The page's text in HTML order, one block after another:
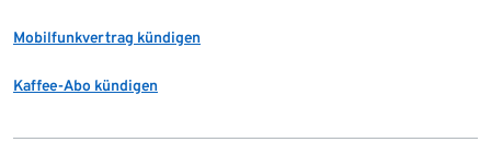
Mobilfunkvertrag kündigen
Kaffee-Abo kündigen